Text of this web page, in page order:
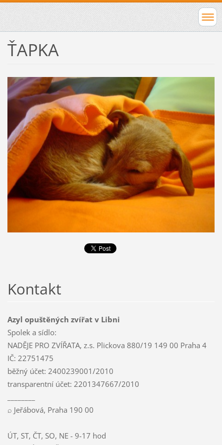
ŤAPKA
Kontakt
Azyl opuštěných zvířat v Libni
Spolek a sídlo:
NADĚJE PRO ZVÍŘATA, z.s. Plickova 880/19 149 00 Praha 4
IČ: 22751475
běžný účet: 2400239001/2010
transparentní účet: 2201347667/2010
⌕ Jeřábová, Praha 190 00
ÚT, ST, ČT, SO, NE - 9-17 hod